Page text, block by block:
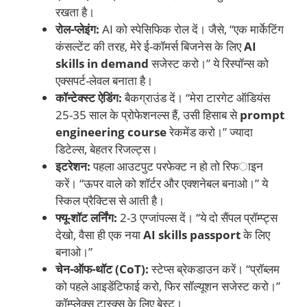
रखता है।
रोल-प्लेइंग: AI को स्पेसिफिक रोल दें। जैसे, “एक मार्केटिंग
कंसल्टेंट की तरह, मेरे ई-कॉमर्स बिजनेस के लिएAI
skills in demandसजेस्ट करो।” ये रिस्पॉन्स को
एक्सपर्ट-लेवल बनाता है।
कॉन्टेक्स्ट ऐडिंग:बैकग्राउंड दें। “मेरा टारगेट ऑडियंस
25-35 साल के प्रोफेशनल्स हैं, उसी हिसाब सेprompt
engineering courseरेकमेंड करो।” ज्यादा
डिटेल्स, बेहतर रिजल्ट्स।
इटरेशन:पहला आउटपुट परफेक्ट न हो तो रिफाइन
करें। “ऊपर वाले को शॉर्टर और एक्शनेबल बनाओ।” ये
स्किल प्रैक्टिस से आती है।
फ्यू-शॉट लर्निंग: 2-3 एग्जांपल्स दें। “ये दो सैंपल प्रॉम्प्ट्स
देखो, वैसा ही एक नयाAI skills passportके लिए
बनाओ।”
चेन-ऑफ-थॉट (CoT):स्टेप्स ब्रेकडाउन करें। “प्रॉब्लम
को पहले आइडेंटिफाई करो, फिर सॉल्यूशन सजेस्ट करो।”
कॉम्प्लेक्स टास्क्स के लिए बेस्ट।